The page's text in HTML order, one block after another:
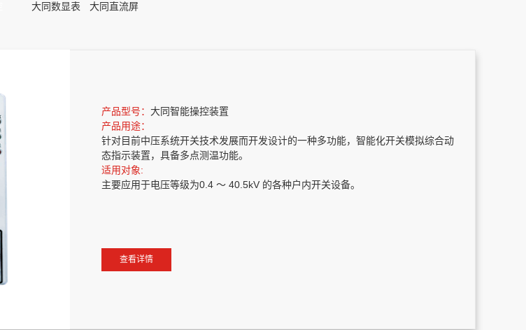
大同数显表 大同直流屏
产品型号： 大同智能操控装置
产品用途：
针对目前中压系统开关技术发展而开发设计的一种多功能，智能化开关模拟综合动
态指示装置，具备多点测温功能。
适用对象:
主要应用于电压等级为0.4 ～ 40.5kV 的各种户内开关设备。
查看详情